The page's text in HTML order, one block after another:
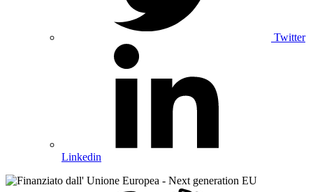
Twitter
Linkedin